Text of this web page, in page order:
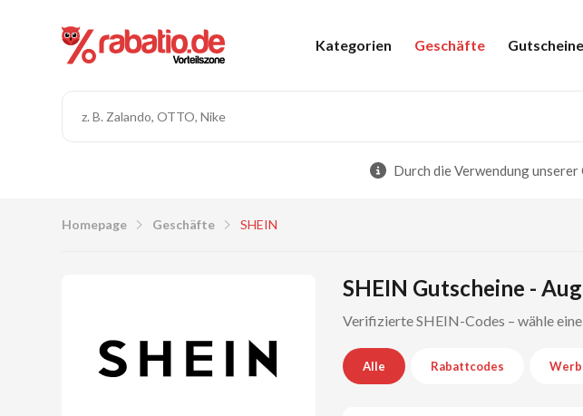
Kategorien Geschäfte Gutscheine
Durch die Verwendung
Homepage Geschäfte SHEIN
SHEIN Gutscheine -
Verifizierte SHEIN-Codes – wähle
Alle Rabattcodes